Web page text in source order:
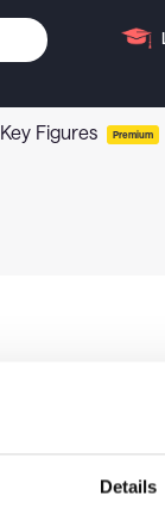
Details
Key Figures Premium